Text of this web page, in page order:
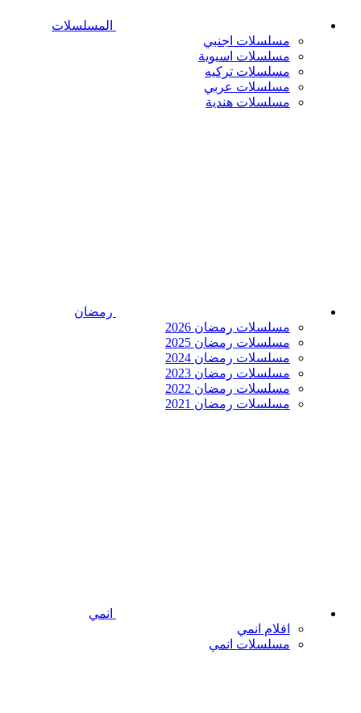
المسلسلات
مسلسلات اجنبي
مسلسلات اسيوية
مسلسلات تركيه
مسلسلات عربي
مسلسلات هندية
رمضان
مسلسلات رمضان 2026
مسلسلات رمضان 2025
مسلسلات رمضان 2024
مسلسلات رمضان 2023
مسلسلات رمضان 2022
مسلسلات رمضان 2021
انمي
افلام انمي
مسلسلات انمي